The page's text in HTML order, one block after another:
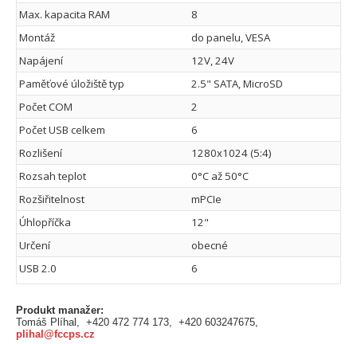
Max. kapacita RAM
8
Montáž
do panelu, VESA
Napájení
12V, 24V
Paměťové úložiště typ
2.5" SATA, MicroSD
Počet COM
2
Počet USB celkem
6
Rozlišení
1280x1024 (5:4)
Rozsah teplot
0°C až 50°C
Rozšiřitelnost
mPCIe
Úhlopříčka
12"
Určení
obecné
USB 2.0
6
Produkt manažer:
Tomáš Plíhal, +420 472 774 173, +420 603247675,
plihal@fccps.cz